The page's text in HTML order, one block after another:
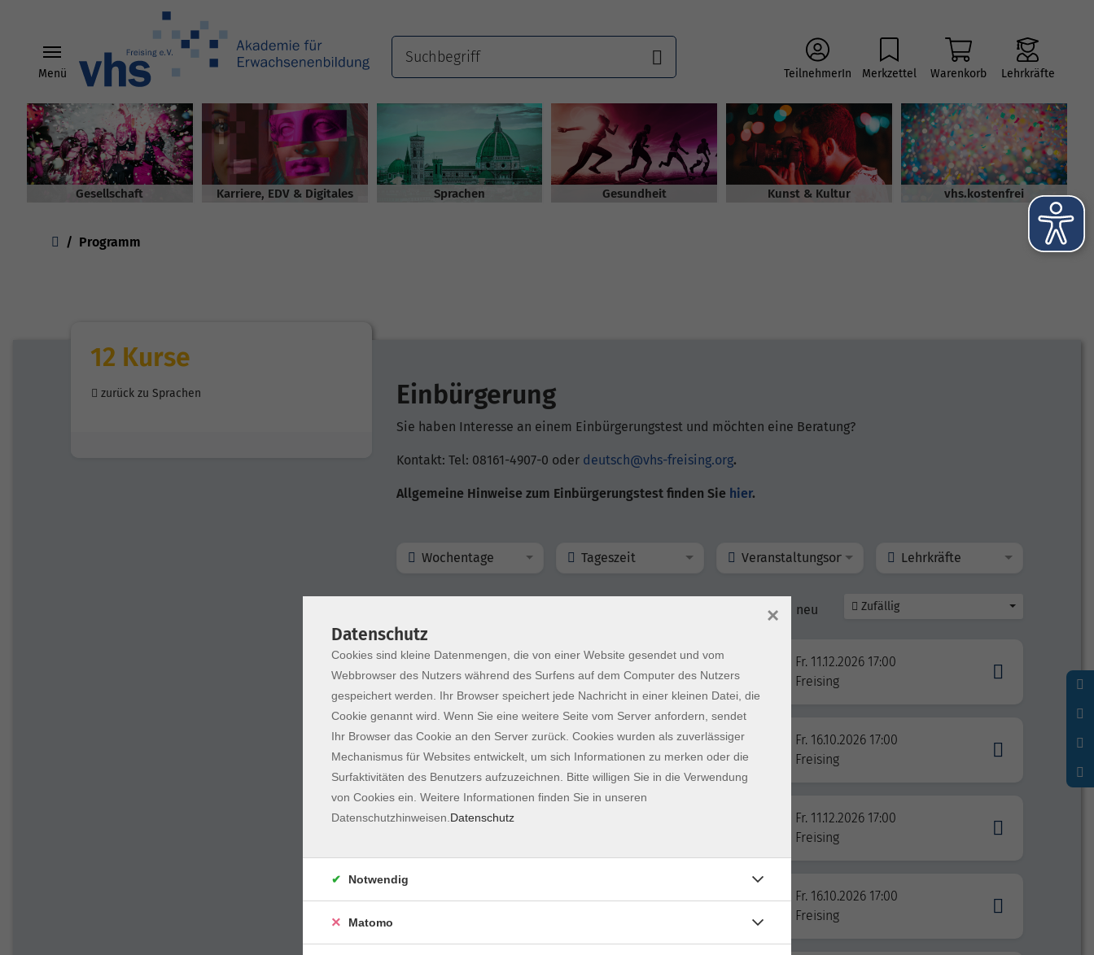
Menü TeilnehmerIn Merkzettel Warenkorb Lehrkräfte
Gesellschaft Karriere, EDV & Digitales Sprachen Gesundheit Kunst & Kultur vhs.kostenfrei
You are here:
Programm
12 Kurse
zurück zu Sprachen Einbürgerung
Sie haben Interesse an einem Einbürgerungstest und möchten eine Beratung?
Kontakt: Tel: 08161-4907-0 oder deutsch@vhs-freising.org.
Allgemeine Hinweise zum Einbürgerungstest finden Sie hier.
Wochentage Tageszeit Veranstaltungsort Lehrkräfte
neu Zufällig
Einbürgerungstest
Raum 104
Fr. 11.12.2026 17:00
Freising
Einbürgerungstest
Raum 206
Fr. 16.10.2026 17:00
Freising
Einbürgerungstest
Fr. 11.12.2026 17:00
Freising
Einbürgerungstest
Fr. 16.10.2026 17:00
Freising
Datenschutz
Cookies sind kleine Datenmengen, die von einer Website gesendet und vom
Webbrowser des Nutzers während des Surfens auf dem Computer des Nutzers
gespeichert werden. Ihr Browser speichert jede Nachricht in einer kleinen Datei, die
Cookie genannt wird. Wenn Sie eine weitere Seite vom Server anfordern, sendet
Ihr Browser das Cookie an den Server zurück. Cookies wurden als zuverlässiger
Mechanismus für Websites entwickelt, um sich Informationen zu merken oder die
Surfaktivitäten des Benutzers aufzuzeichnen. Bitte willigen Sie in die Verwendung
von Cookies ein. Weitere Informationen finden Sie in unseren
Datenschutzhinweisen. Datenschutz
×
Notwendig
Matomo